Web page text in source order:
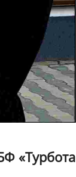
«Турбота